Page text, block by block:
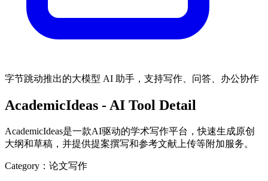
字节跳动推出的大模型 AI 助手，支持写作、问答、办公协作
AcademicIdeas - AI Tool Detail
AcademicIdeas是一款AI驱动的学术写作平台，快速生成原创
大纲和草稿，并提供提案撰写和参考文献上传等附加服务。
Category： 论文写作